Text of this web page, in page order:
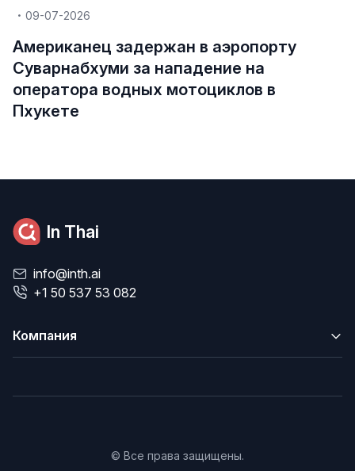
09-07-2026
Американец задержан в аэропорту
Суварнабхуми за нападение на
оператора водных мотоциклов в
Пхукете
In Thai
info@inth.ai
+1 50 537 53 082
Компания
© Все права защищены.